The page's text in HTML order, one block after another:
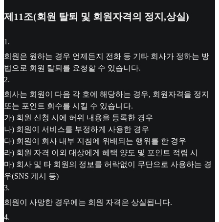
제11조(회원 탈퇴 및 회원자격의 정지,상실)
1 .
회원은 원하는 경우 언제든지 전화 등 기타 회사가 정하는 방
법으로 회원 탈퇴를 요청할 수 있습니다.
2.
회사는 회원이 다음 각 호에 해당하는 경우, 회원자격을 정지
또는 포인트 회수를 시킬 수 있습니다.
가) 회원 신청 시에 허위 내용을 등록한 경우
나) 회원이 서비스를 부정하게 사용한 경우
다) 회원이 회사 내부 지침에 위배되는 행위를 한 경우
라) 회원 자격 이외 대상에게 혜택 양도 및 포인트 적립 시
마) 회사 및 타 회원의 정보를 허락없이 무단으로 사용하는 경
우(SNS 게시 등)
3.
회원이 사망한 경우에는 회원 자격은 상실됩니다.
4.